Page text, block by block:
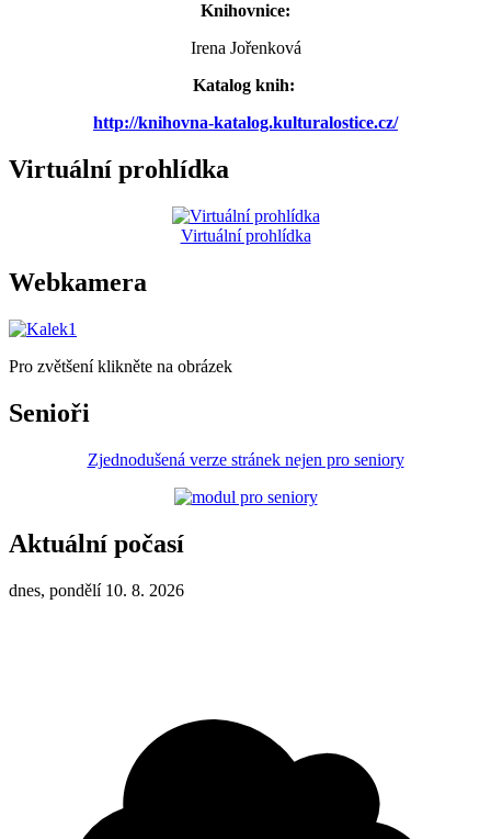
Knihovnice:
Irena Jořenková
Katalog knih:
http://knihovna-katalog.kulturalostice.cz/
Virtuální prohlídka
Virtuální prohlídka
Webkamera
Pro zvětšení klikněte na obrázek
Senioři
Zjednodušená verze stránek nejen pro seniory
Aktuální počasí
dnes, pondělí 10. 8. 2026